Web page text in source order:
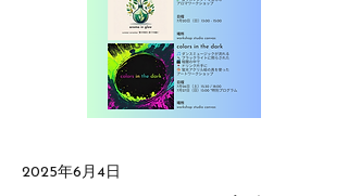
2025年6月4日